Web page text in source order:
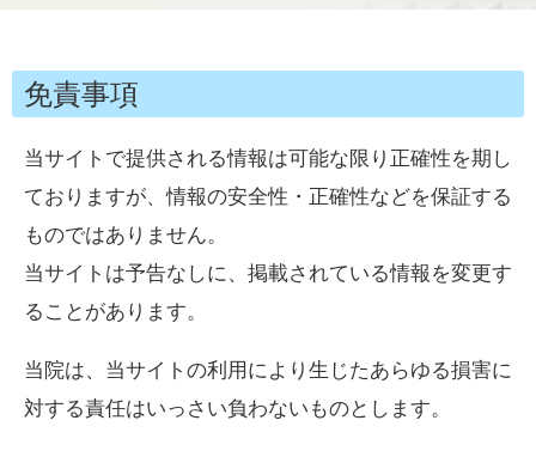
免責事項
当サイトで提供される情報は可能な限り正確性を期し
ておりますが、情報の安全性・正確性などを保証する
ものではありません。
当サイトは予告なしに、掲載されている情報を変更す
ることがあります。
当院は、当サイトの利用により生じたあらゆる損害に
対する責任はいっさい負わないものとします。